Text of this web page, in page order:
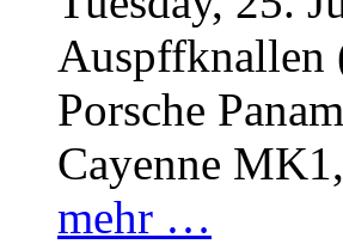
Porsche
Cayenne
mehr …